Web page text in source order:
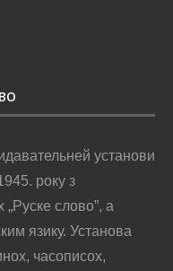
установи
року з
слово”, а
язику. Установа
часописох,